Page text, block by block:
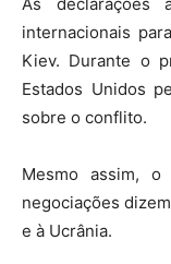
internacionais
Kiev. Durante o
Estados Unidos
sobre o conflito.
Mesmo assim,
negociações
e à Ucrânia.